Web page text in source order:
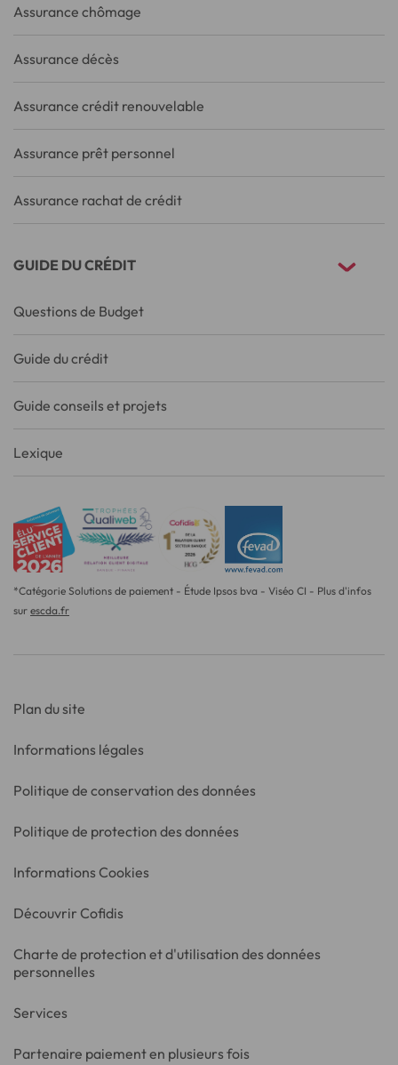
Assurance chômage
Assurance décès
Assurance crédit renouvelable
Assurance prêt personnel
Assurance rachat de crédit
GUIDE DU CRÉDIT
Questions de Budget
Guide du crédit
Guide conseils et projets
Lexique
*Catégorie Solutions de paiement - Étude Ipsos bva - Viséo CI - Plus d'infos
sur escda.fr
Plan du site
Informations légales
Politique de conservation des données
Politique de protection des données
Informations Cookies
Découvrir Cofidis
Charte de protection et d'utilisation des données
personnelles
Services
Partenaire paiement en plusieurs fois